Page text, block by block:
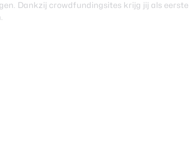
Dankzij crowdfundingsites krijg jij als eerste